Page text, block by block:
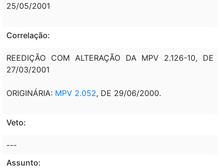
25/05/2001
Correlação:
REEDIÇÃO COM ALTERAÇÃO DA MPV 2.126-10, DE
27/03/2001
ORIGINÁRIA: MPV 2.052, DE 29/06/2000.
Veto:
---
Assunto: